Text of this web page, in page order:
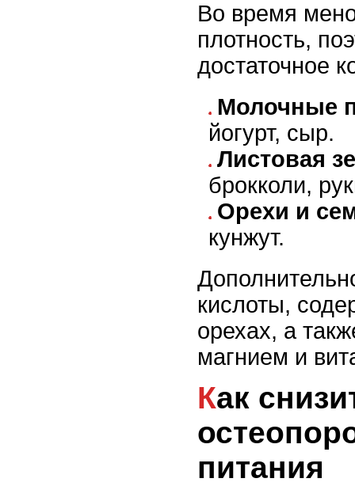
Во время
плотность,
достаточное
Молочные
йогурт, сыр.
Листовая
брокколи,
Орехи и
кунжут.
кислоты,
орехах, а
магнием и
Как снизить риск
питания